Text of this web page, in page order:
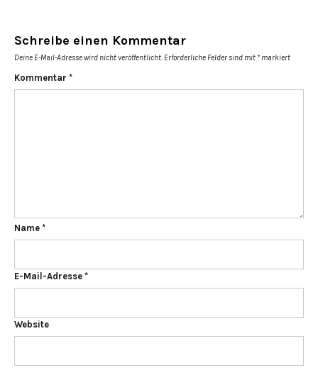
Schreibe einen Kommentar
Deine E-Mail-Adresse wird nicht veröffentlicht. Erforderliche Felder sind mit * markiert
Kommentar *
Name *
E-Mail-Adresse *
Website